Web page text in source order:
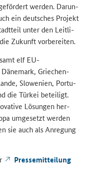
wer­den. Dar­un­
ein deut­sches Pro­jekt
unter den Leit­li­
Zu­kunft vor­be­rei­ten.
elf EU-​
Dä­ne­mark, Grie­chen­
Slo­we­ni­en, Por­tu­
die Tür­kei be­tei­ligt.
Lö­sun­gen her­
um­ge­setzt wer­den
sie auch als An­re­gung
Pres­se­mit­tei­lung